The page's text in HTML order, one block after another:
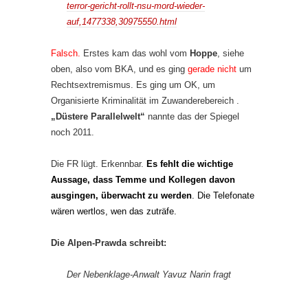
terror-gericht-rollt-nsu-mord-wieder-
auf,1477338,30975550.html
Falsch. Erstes kam das wohl vom Hoppe, siehe
oben, also vom BKA, und es ging gerade nicht um
Rechtsextremismus. Es ging um OK, um
Organisierte Kriminalität im Zuwanderebereich .
„Düstere Parallelwelt“ nannte das der Spiegel
noch 2011.
Die FR lügt. Erkennbar. Es fehlt die wichtige
Aussage, dass Temme und Kollegen davon
ausgingen, überwacht zu werden. Die Telefonate
wären wertlos, wen das zuträfe.
Die Alpen-Prawda schreibt:
Der Nebenklage-Anwalt Yavuz Narin fragt